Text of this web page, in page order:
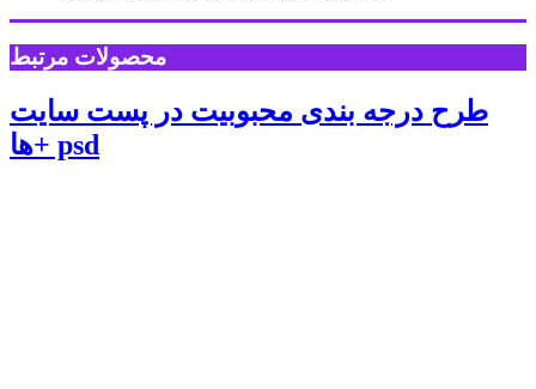
محصولات مرتبط
طرح درجه بندی محبوبیت در پست سایت
ها+ psd